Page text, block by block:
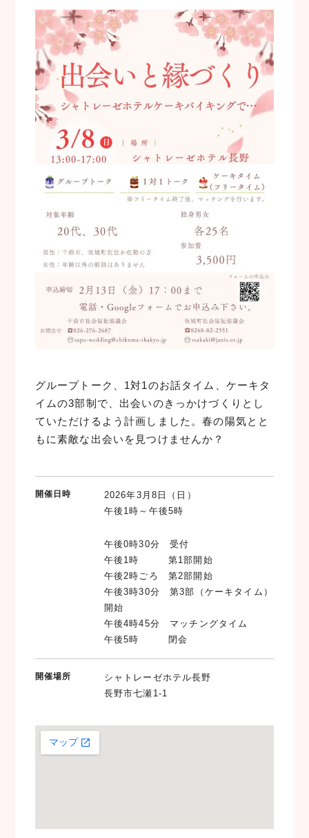
e
b
o
t
t
e
r
e
グループトーク、1対1のお話タイム、ケーキタ
イムの3部制で、出会いのきっかけづくりとし
ていただけるよう計画しました。春の陽気とと
もに素敵な出会いを見つけませんか？
開催日時
2026年3月8日（日）
午後1時～午後5時
午後0時30分 受付
午後1時 第1部開始
午後2時ごろ 第2部開始
午後3時30分 第3部（ケーキタイム）
開始
午後4時45分 マッチングタイム
午後5時 閉会
開催場所
シャトレーゼホテル長野
長野市七瀬1-1